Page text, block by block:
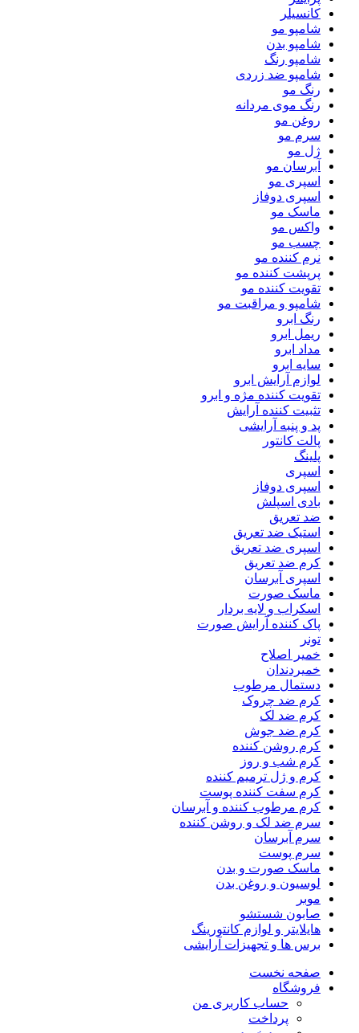
کانسیلر
شامپو مو
شامپو بدن
شامپو رنگ
شامپو ضد زردی
رنگ مو
رنگ موی مردانه
روغن مو
سرم مو
ژل مو
آبرسان مو
اسپری مو
اسپری دوفاز
ماسک مو
واکس مو
چسب مو
نرم کننده مو
پرپشت کننده مو
تقویت کننده مو
شامپو و مراقبت مو
رنگ ابرو
ریمل ابرو
مداد ابرو
سایه ابرو
لوازم آرایش ابرو
تقویت کننده مژه و ابرو
تثبیت کننده آرایش
پد و پنبه آرایشی
پالت کانتور
پلینگ
اسپری
اسپری دوفاز
بادی اسپلش
ضد تعریق
استیک ضد تعریق
اسپری ضد تعریق
کرم ضد تعریق
اسپری آبرسان
ماسک صورت
اسکراب و لایه بردار
پاک کننده آرایش صورت
تونر
خمیر اصلاح
خمیردندان
دستمال مرطوب
کرم ضد چروک
کرم ضد لک
کرم ضد جوش
کرم روشن کننده
کرم شب و روز
کرم و ژل ترمیم کننده
کرم سفت کننده پوست
کرم مرطوب کننده و آبرسان
سرم ضد لک و روشن کننده
سرم آبرسان
سرم پوست
ماسک صورت و بدن
لوسیون و روغن بدن
موبر
صابون شستشو
هایلایتر و لوازم کانتورینگ
برس ها و تجهیزات آرایشی
صفحه نخست
فروشگاه
حساب کاربری من
پرداخت